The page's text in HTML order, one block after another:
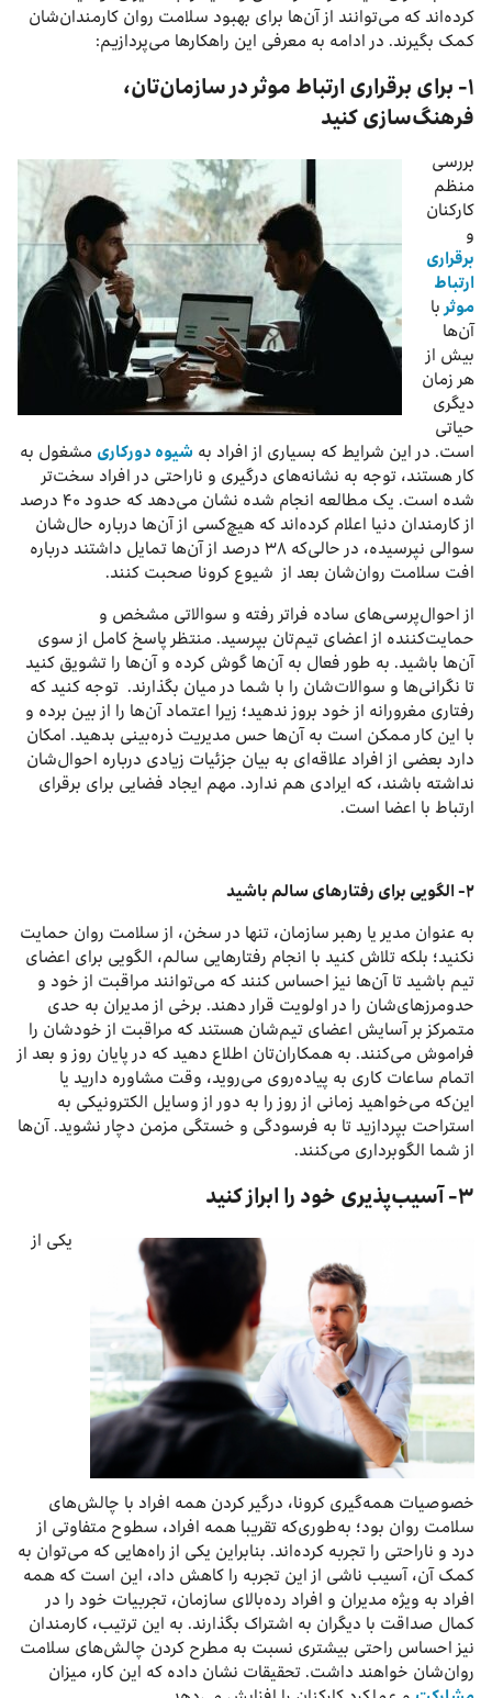
کرده‌اند که می‌توانند از آن‌ها برای بهبود سلامت روان کارمندان‌شان
کمک بگیرند. در ادامه به معرفی این راهکارها می‌پردازیم:
۱- برای برقراری ارتباط موثر در سازمان‌تان،
فرهنگ‌سازی کنید
بررسی
منظم
کارکنان
و
برقراری
ارتباط
موثر با
آن‌ها
بیش از
هر زمان
دیگری
حیاتی
است. در این شرایط که بسیاری از افراد به شیوه دورکاری مشغول به
کار هستند، توجه به نشانه‌های درگیری و ناراحتی در افراد سخت‌تر
شده است. یک مطالعه انجام شده نشان می‌دهد که حدود ۴۰ درصد
از کارمندان دنیا اعلام کرده‌اند که هیچ‌‌کسی از آن‌ها درباره حال‌شان
سوالی نپرسیده، در حالی‌که ۳۸ درصد از آن‌ها تمایل داشتند درباره
افت سلامت روان‌شان بعد از شیوع کرونا صحبت کنند.
از احوال‌پرسی‌های ساده فراتر رفته و سوالاتی مشخص و
حمایت‌کننده از اعضای تیم‌تان بپرسید. منتظر پاسخ کامل از سوی
آن‌ها باشید. به طور فعال به آن‌ها گوش کرده و آن‌ها را تشویق کنید
تا نگرانی‌ها و سوالات‌شان را با شما در میان بگذارند. توجه کنید که
رفتاری مغرورانه از خود بروز ندهید؛ زیرا اعتماد آن‌ها را از بین برده و
با این کار ممکن است به آن‌ها حس مدیریت ذره‌بینی بدهید. امکان
دارد بعضی از افراد علاقه‌ای به بیان جزئیات زیادی درباره احوال‌شان
نداشته باشند، که ایرادی هم ندارد. مهم ایجاد فضایی برای برقرای
ارتباط با اعضا است.
۲- الگویی برای رفتارهای سالم باشید
به عنوان مدیر یا رهبر سازمان، تنها در سخن، از سلامت روان حمایت
نکنید؛ بلکه تلاش کنید با انجام رفتارهایی سالم، الگویی برای اعضای
تیم باشید تا آن‌ها نیز احساس کنند که می‌توانند مراقبت از خود و
حدومرزهای‌شان را در اولویت قرار دهند. برخی از مدیران به حدی
متمرکز بر آسایش اعضای تیم‌شان هستند که مراقبت از خودشان را
فراموش می‌کنند. به همکاران‌تان اطلاع دهید که در پایان روز و بعد از
اتمام ساعات کاری به پیاده‌روی می‌روید، وقت مشاوره دارید یا
این‌که می‌خواهید زمانی از روز را به دور از وسایل الکترونیکی به
استراحت بپردازید تا به فرسودگی و خستگی مزمن دچار نشوید. آن‌ها
از شما الگوبرداری می‌کنند.
۳- آسیب‌پذیری خود را ابراز کنید
یکی از
خصوصیات همه‌گیری کرونا، درگیر کردن همه افراد با چالش‌های
سلامت روان بود؛ به‌طوری‌که تقریبا همه افراد، سطوح متفاوتی از
درد و ناراحتی را تجربه کرده‌اند. بنابراین یکی از راه‌هایی که می‌توان به
کمک آن، آسیب ناشی از این تجربه را کاهش داد، این است که همه
افراد به ویژه مدیران و افراد رده‌بالای سازمان، تجربیات خود را در
کمال صداقت با دیگران به اشتراک بگذارند. به این ترتیب، کارمندان
نیز احساس راحتی بیشتری نسبت به مطرح کردن چالش‌های سلامت
روان‌شان خواهند داشت. تحقیقات نشان داده که این کار، میزان